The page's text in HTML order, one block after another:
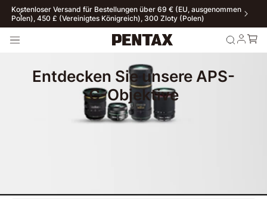
Kostenloser Versand für Bestellungen über 69 € (EU, ausgenommen
Polen), 450 £ (Vereinigtes Königreich), 300 Zloty (Polen)
Entdecken Sie unsere APS-
C-Objektive